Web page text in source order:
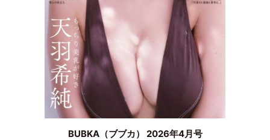
BUBKA（ブブカ） 2026年4月号